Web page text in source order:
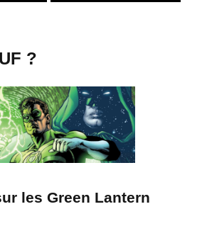
?
les Green Lantern